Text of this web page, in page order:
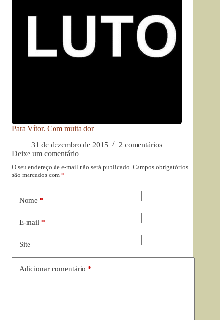
Para Vítor. Com muita dor
31 de dezembro de 2015
2 comentários
Deixe um comentário
O seu endereço de e-mail não será publicado. Campos obrigatórios
são marcados com *
Nome*
E-mail*
Site
Adicionar comentário *